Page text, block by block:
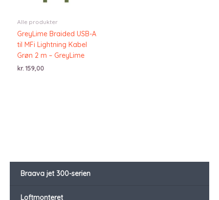
Braava jet 300-serien
Loftmonteret
Alle produkter
GreyLime Braided USB-A
til MFi Lightning Kabel
Grøn 2 m – GreyLime
kr.159,00